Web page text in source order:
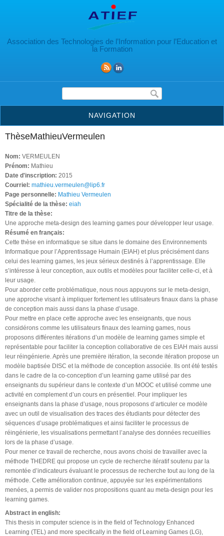
Association des Technologies de l’Information pour l’Education et
la Formation
Formulaire de recherche
NAVIGATION
ThèseMathieuVermeulen
Nom: VERMEULEN
Prénom: Mathieu
Date d'inscription: 2015
Courriel: mathieu.vermeulen@lip6.fr
Page personnelle: Mathieu Vermeulen
Spécialité de la thèse: eiah
Titre de la thèse:
Une approche meta-design des learning games pour développer leur usage.
Résumé en français:
Cette thèse en informatique se situe dans le domaine des Environnements
Informatique pour l’Apprentissage Humain (EIAH) et plus précisément dans
celui des learning games, les jeux sérieux destinés à l’apprentissage. Elle
s’intéresse à leur conception, aux outils et modèles pour faciliter celle-ci, et à
leur usage.
Pour aborder cette problématique, nous nous appuyons sur le meta-design,
une approche visant à impliquer fortement les utilisateurs finaux dans la phase
de conception mais aussi dans la phase d’usage.
Pour mettre en place cette approche avec les enseignants, que nous
considérons comme les utilisateurs finaux des learning games, nous
proposons différentes itérations d’un modèle de learning games simple et
représentable pour faciliter la conception collaborative de ces EIAH mais aussi
leur réingénierie. Après une première itération, la seconde itération propose un
modèle baptisée DISC et la méthode de conception associée. Ils ont été testés
dans le cadre de la co-conception d’un learning game utilisé par des
enseignants du supérieur dans le contexte d’un MOOC et utilisé comme une
activité en complement d’un cours en présentiel. Pour impliquer les
enseignants dans la phase d’usage, nous proposons d’articuler ce modèle
avec un outil de visualisation des traces des étudiants pour détecter des
séquences d’usage problématiques et ainsi faciliter le processus de
réingénierie, les visualisations permettant l’analyse des données recueillies
lors de la phase d’usage.
Pour mener ce travail de recherche, nous avons choisi de travailler avec la
méthode THEDRE qui propose un cycle de recherche itératif soutenu par la
remontée d’indicateurs évaluant le processus de recherche tout au long de la
méthode. Cette amélioration continue, appuyée sur les expérimentations
menées, a permis de valider nos propositions quant au meta-design pour les
learning games.
Abstract in english:
This thesis in computer science is in the field of Technology Enhanced
Learning (TEL) and more specifically in the field of Learning Games (LG),